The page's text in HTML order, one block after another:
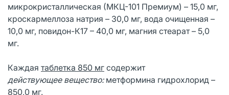
микрокристаллическая (МКЦ-101 Премиум) – 15,0 мг,
кроскармеллоза натрия – 30,0 мг, вода очищенная –
10,0 мг, повидон-К17 – 40,0 мг, магния стеарат – 5,0
мг.
Каждая таблетка 850 мг содержит
действующее вещество:метформина гидрохлорид –
850,0 мг.